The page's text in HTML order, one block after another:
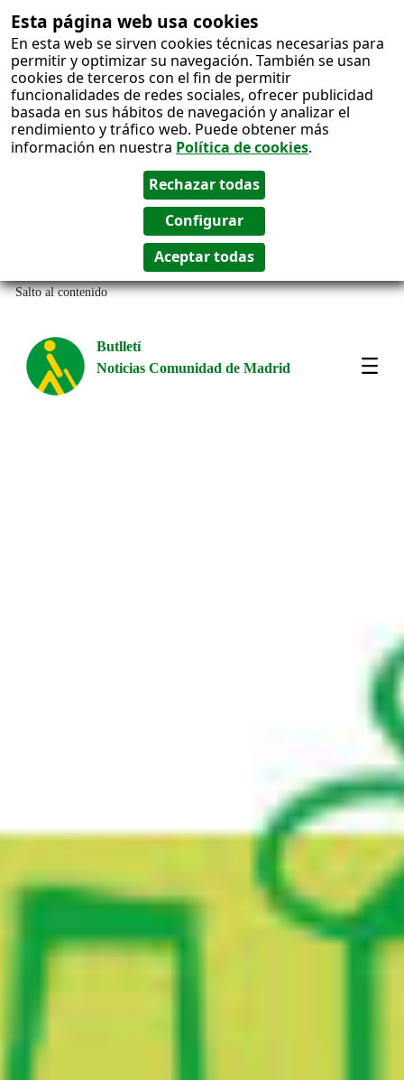
Esta página web usa cookies
En esta web se sirven cookies técnicas necesarias para
permitir y optimizar su navegación. También se usan
cookies de terceros con el fin de permitir
funcionalidades de redes sociales, ofrecer publicidad
basada en sus hábitos de navegación y analizar el
rendimiento y tráfico web. Puede obtener más
información en nuestra Política de cookies.
Salto al contenido
Butlletí
Noticias Comunidad de Madrid